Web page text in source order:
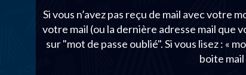
Si vous n’avez pas reçu de mail avec votre
votre mail (ou la dernière adresse mail que
sur "mot de passe oublié". Si vous lisez : «
boite